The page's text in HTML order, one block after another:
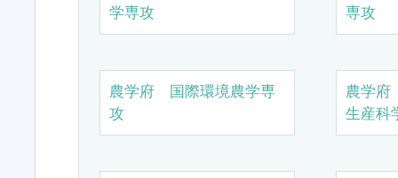
学専攻
専攻
農学府 国際環境農学専
攻
農学
生産科